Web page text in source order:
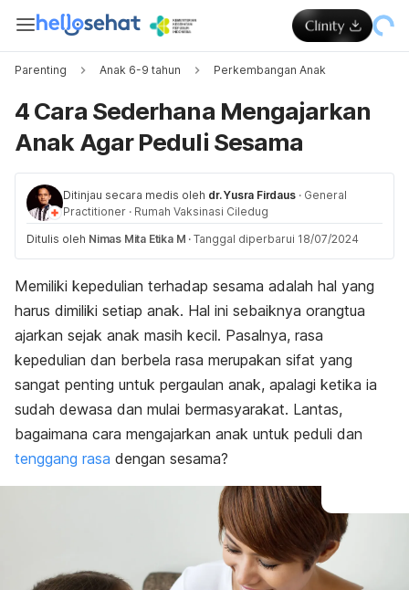
Parenting Anak 6-9 tahun Perkembangan Anak
4 Cara Sederhana Mengajarkan
Anak Agar Peduli Sesama
Ditinjau secara medis oleh dr. Yusra Firdaus · General
Practitioner · Rumah Vaksinasi Ciledug
Ditulis oleh Nimas Mita Etika M · Tanggal diperbarui 18/07/2024
Memiliki kepedulian terhadap sesama adalah hal yang
harus dimiliki setiap anak. Hal ini sebaiknya orangtua
ajarkan sejak anak masih kecil. Pasalnya, rasa
kepedulian dan berbela rasa merupakan sifat yang
sangat penting untuk pergaulan anak, apalagi ketika ia
sudah dewasa dan mulai bermasyarakat. Lantas,
bagaimana cara mengajarkan anak untuk peduli dan
tenggang rasa dengan sesama?